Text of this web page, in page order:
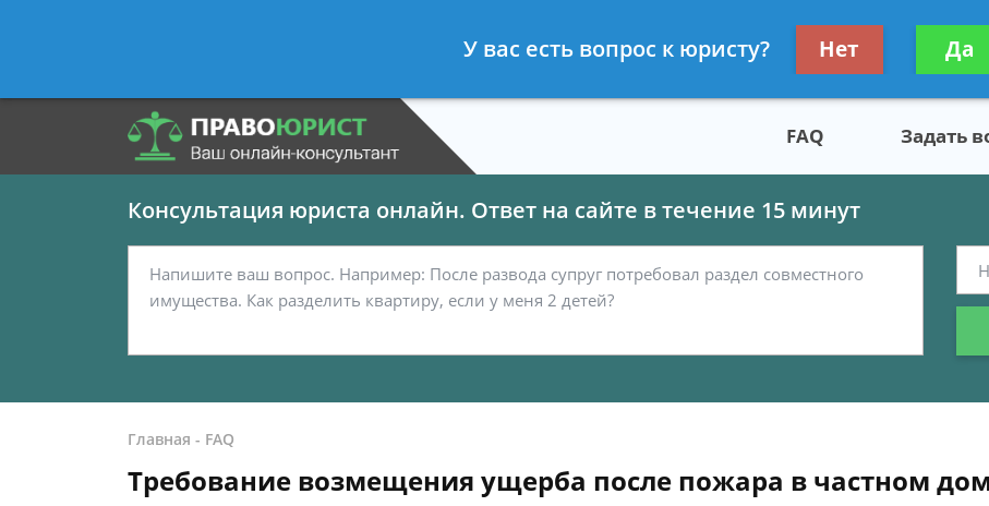
- Юрист по гражданскому праву
Получите
FAQ Задать
Консультация юриста онлайн. Ответ на сайте в течение 15 минут
Главная - FAQ
Требование возмещения ущерба после пожара в частном
У вас есть вопрос к юристу? Нет Да